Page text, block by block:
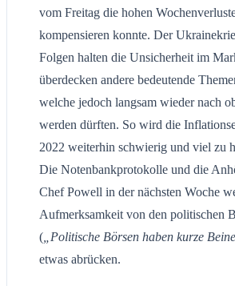
vom Freitag die hohen
kompensieren konnte. Der
Folgen halten die Unsicherheit im
überdecken andere bedeutende
welche jedoch langsam wieder nach
werden dürften. So wird die
2022 weiterhin schwierig und viel zu
Die Notenbankprotokolle und die
Chef Powell in der nächsten Woche
Aufmerksamkeit von den politischen
( „Politische Börsen haben kurze
etwas abrücken.